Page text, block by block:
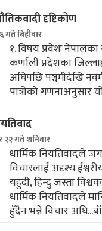
दृष्टिकोण
गते बिहीवार
१. विषय प्रवेशः
कर्णाली प्रदेशका
अघिपछि पञ्चमीदेखि
पात्रोको गणनाअनुसार
२२ गते शनिवार
धार्मिक नियतिवादले
विचारलाई अदृश्य
यहुदी, हिन्दु जस्ता
धार्मिक नियतिवादले
हुँदैन भन्ने विचार अघि...